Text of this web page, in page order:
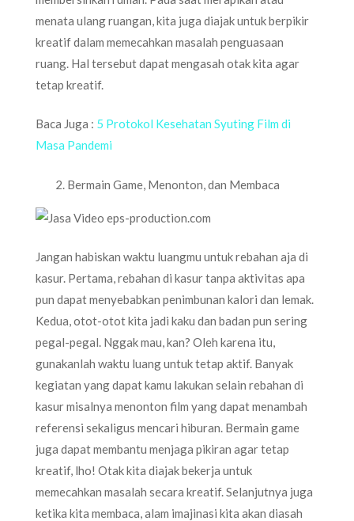
menata ulang ruangan, kita juga diajak untuk berpikir
kreatif dalam memecahkan masalah penguasaan
ruang. Hal tersebut dapat mengasah otak kita agar
tetap kreatif.
Baca Juga : 5 Protokol Kesehatan Syuting Film di
Masa Pandemi
Bermain Game, Menonton, dan Membaca
Jangan habiskan waktu luangmu untuk rebahan aja di
kasur. Pertama, rebahan di kasur tanpa aktivitas apa
pun dapat menyebabkan penimbunan kalori dan lemak.
Kedua, otot-otot kita jadi kaku dan badan pun sering
pegal-pegal. Nggak mau, kan? Oleh karena itu,
gunakanlah waktu luang untuk tetap aktif. Banyak
kegiatan yang dapat kamu lakukan selain rebahan di
kasur misalnya menonton film yang dapat menambah
referensi sekaligus mencari hiburan. Bermain game
juga dapat membantu menjaga pikiran agar tetap
kreatif, lho! Otak kita diajak bekerja untuk
memecahkan masalah secara kreatif. Selanjutnya juga
ketika kita membaca, alam imajinasi kita akan diasah